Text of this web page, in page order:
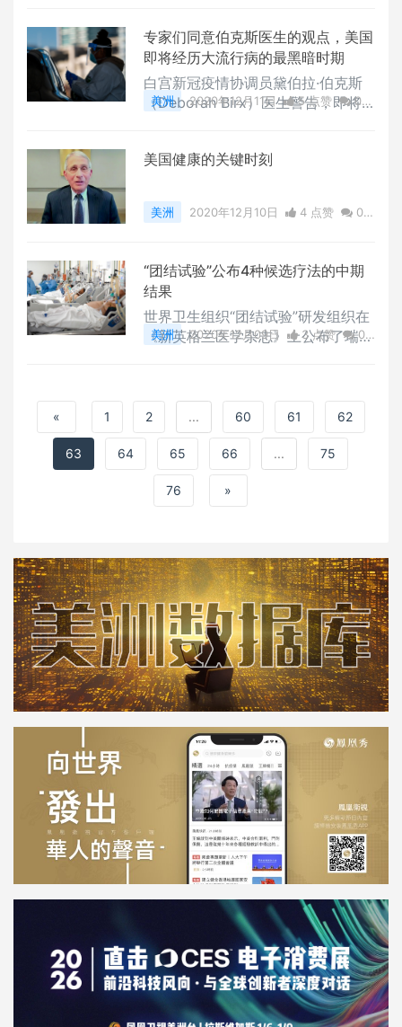
ful Events）联席主任Albert Wu博
士表示。在任何重大危机中的某
一些要点：预计FDA将在周末或最晚
周一，发布辉瑞疫苗的紧急使用授
权。 紧急使用授权 允许根据对早期
三期试验数据的严格分析，在紧急情
况下使用疫苗。这不是正式的批准：
许可。预计Moderna疫苗将经历相
同的过程。估计
专家们同意伯克斯医生的观点，美国
即将经历大流行病的最黑暗时期
白宫新冠疫情协调员黛伯拉·伯克斯
（Deborah Birx）医生警告，即将
卫生事件”。这听起来似乎有些戏剧
的严格评估。伯克斯博士在采访中谈
到了一个事实，即美国医院正努力跟
入，并预计情况会变得更糟。一些专
家还强调，公共卫生危机并不是未来
的事情。 它已经发生在我们身上。
美洲 2020年12月11日 5 点赞
0
美国健康的关键时刻
美洲 2020年12月10日 4 点赞
0
“团结试验”公布4种候选疗法的中期
结果
世界卫生组织“团结试验”研发组织在
《新英格兰医学杂志》上公布了瑞德
过同行评审，并纳入了相关的编辑。
一些语言和数字已经更新，但总体发
现基本保持不变。最值得注意的是，
报告发现这4种候选疗法对“住院的C
OVID-19患者没有或几乎没有影
外是
美洲 2020年12月09日 3 点赞
0
« 1 2 ... 60 61 62
63 64 65 66 ... 75
76 »